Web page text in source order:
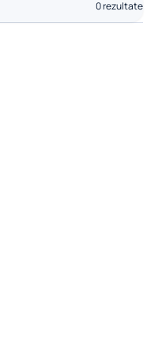
0 rezultate